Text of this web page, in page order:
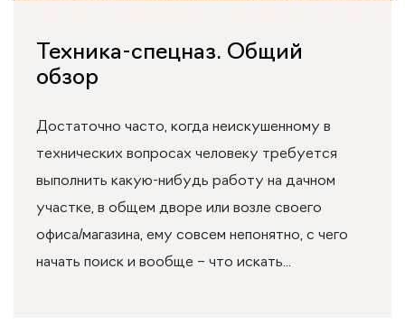
Техника-спецназ. Общий
обзор
Достаточно часто, когда неискушенному в
технических вопросах человеку требуется
выполнить какую-нибудь работу на дачном
участке, в общем дворе или возле своего
офиса/магазина, ему совсем непонятно, с чего
начать поиск и вообще – что искать...